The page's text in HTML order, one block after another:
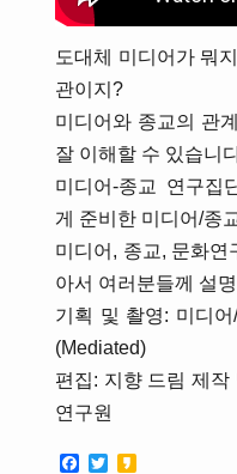
도대체 미디어가 뭐
관이지?
미디어와 종교의 관
잘 이해할 수 있습니
미디어-종교 연구집
게 준비한 미디어/종
미디어, 종교, 문화연
아서 여러분들께 설
기획 및 촬영: 미디
(Mediated)
편집: 지향 드림 제작
연구원
Facebook
Twitter